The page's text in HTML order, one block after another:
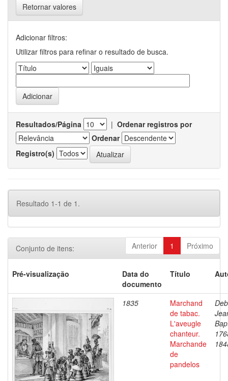
Retornar valores
Adicionar filtros:
Utilizar filtros para refinar o resultado de busca.
Resultados/Página | Ordenar registros por
Ordenar
Registro(s)
Resultado 1-1 de 1.
Anterior 1 Próximo
Conjunto de itens:
Pré-visualização
Data do
documento
Título
1835
Marchand
de tabac.
L'aveugle
chanteur.
Marchande
de
pandelos